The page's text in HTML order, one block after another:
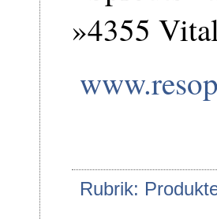
»4355
Rubrik: